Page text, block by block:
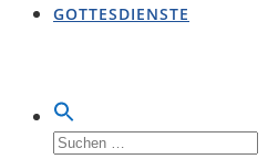
GOTTESDIENSTE
Suche